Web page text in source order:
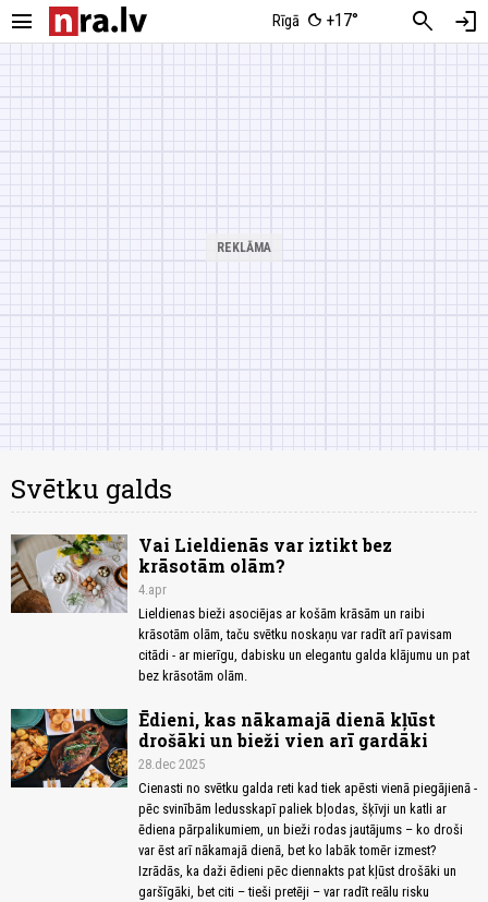
menu Rīgā +17° search login
Svētku galds
Vai Lieldienās var iztikt bez
krāsotām olām?
4.apr
Lieldienas bieži asociējas ar košām krāsām un raibi
krāsotām olām, taču svētku noskaņu var radīt arī pavisam
citādi - ar mierīgu, dabisku un elegantu galda klājumu un pat
bez krāsotām olām.
Ēdieni, kas nākamajā dienā kļūst
drošāki un bieži vien arī gardāki
28.dec 2025
Cienasti no svētku galda reti kad tiek apēsti vienā piegājienā -
pēc svinībām ledusskapī paliek bļodas, šķīvji un katli ar
ēdiena pārpalikumiem, un bieži rodas jautājums – ko droši
var ēst arī nākamajā dienā, bet ko labāk tomēr izmest?
Izrādās, ka daži ēdieni pēc diennakts pat kļūst drošāki un
garšīgāki, bet citi – tieši pretēji – var radīt reālu risku